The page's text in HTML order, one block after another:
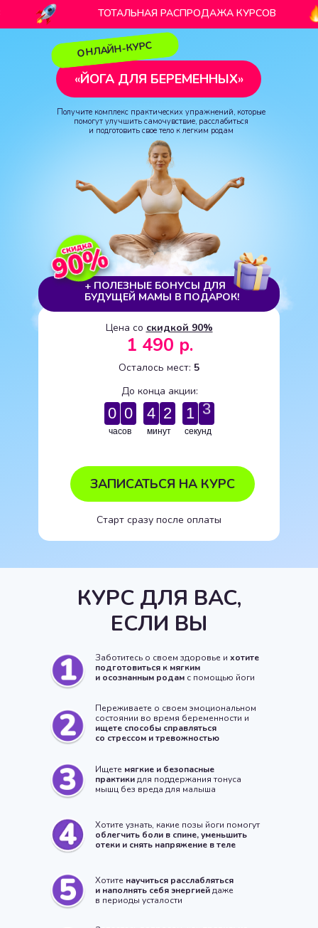
ТОТАЛЬНАЯ РАСПРОДАЖА КУРСОВ
ТОТАЛЬНАЯ РАСПРОДАЖА КУРСОВ
Получите комплекс практических упражнений, которые
помогут улучшить самочувствие, расслабиться
и подготовить свое тело к легким родам
Цена со скидкой 90%
1 490 р.
Старт сразу после оплаты
Осталось мест: 5
+ ПОЛЕЗНЫЕ БОНУСЫ ДЛЯ
БУДУЩЕЙ МАМЫ В ПОДАРОК!
ЗАПИСАТЬСЯ НА КУРС
ОНЛАЙН-КУРС
«ЙОГА ДЛЯ БЕРЕМЕННЫХ»
До конца акции:
часов минут
2
секунд
До конца акции:
0 0
часов
4 2
минут
1 3
секунд
КУРС ДЛЯ ВАС,
ЕСЛИ ВЫ
Заботитесь о своем здоровье и хотите
подготовиться к мягким
и осознанным родам с помощью йоги
Переживаете о своем эмоциональном
состоянии во время беременности и
ищете способы справляться
со стрессом и тревожностью
Ищете мягкие и безопасные
практикидля поддержания тонуса
мышц без вреда для малыша
Хотите узнать, какие позы йоги помогут
облегчить боли в спине, уменьшить
отеки и снять напряжение в теле
Хотите научиться расслабляться
и наполнять себя энергиейдаже
в периоды усталости